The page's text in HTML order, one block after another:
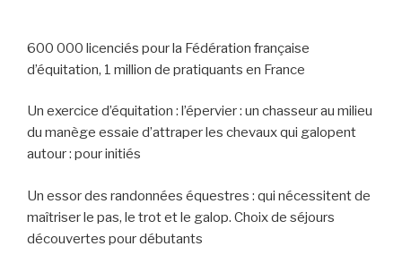
600 000 licenciés pour la Fédération française
d’équitation, 1 million de pratiquants en France
Un exercice d’équitation : l’épervier : un chasseur au milieu
du manège essaie d’attraper les chevaux qui galopent
autour : pour initiés
Un essor des randonnées équestres : qui nécessitent de
maîtriser le pas, le trot et le galop. Choix de séjours
découvertes pour débutants